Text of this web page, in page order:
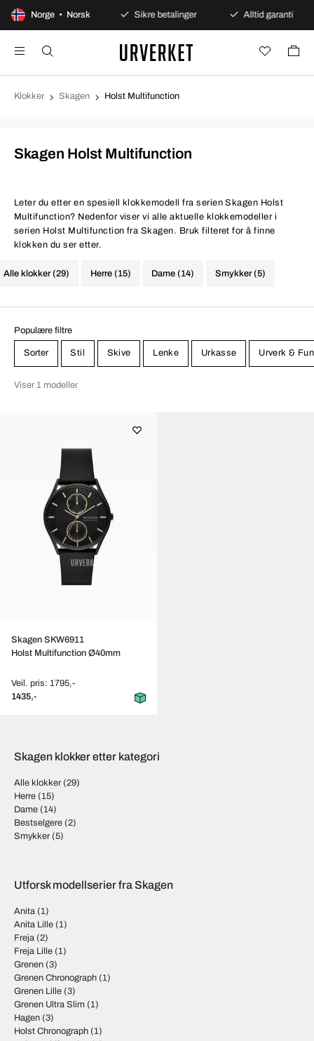
Norge • Norsk
dagers åpent kjøp Sikre betalinger Alltid garanti
Klokker Skagen Holst Multifunction
Skagen Holst Multifunction
Leter du etter en spesiell klokkemodell fra serien Skagen Holst
Multifunction? Nedenfor viser vi alle aktuelle klokkemodeller i
serien Holst Multifunction fra Skagen. Bruk filteret for å finne
klokken du ser etter.
Alle klokker (29) Herre (15) Dame (14) Smykker (5)
Populære filtre
Sorter Stil Skive Lenke Urkasse Urverk &
Viser 1 modeller
Skagen SKW6911
Holst Multifunction Ø40mm
Veil. pris: 1795,-
1435,-
Skagen klokker etter kategori
Alle klokker (29)
Herre (15)
Dame (14)
Bestselgere (2)
Smykker (5)
Utforsk modellserier fra Skagen
Anita (1)
Anita Lille (1)
Freja (2)
Freja Lille (1)
Grenen (3)
Grenen Chronograph (1)
Grenen Lille (3)
Grenen Ultra Slim (1)
Hagen (3)
Holst Chronograph (1)